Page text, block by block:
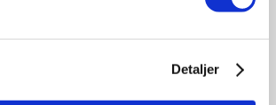
Detaljer
Ålesund | Sorenskriver Bulls gate 7